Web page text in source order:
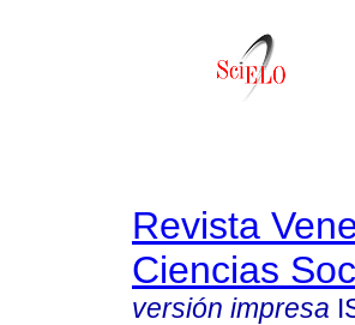
Revista
Ciencias
versión impresa